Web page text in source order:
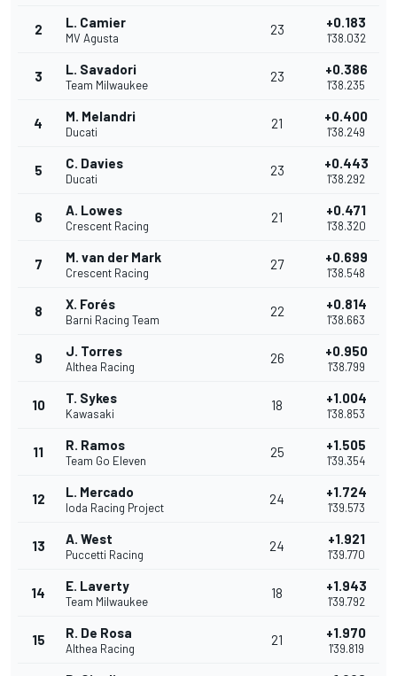
2 L. Camier
MV Agusta
23 +0.183
1'38.032
3 L. Savadori
Team Milwaukee
23 +0.386
1'38.235
4 M. Melandri
Ducati
21 +0.400
1'38.249
5 C. Davies
Ducati
23 +0.443
1'38.292
6 A. Lowes
Crescent Racing
21 +0.471
1'38.320
7 M. van der Mark
Crescent Racing
27 +0.699
1'38.548
8 X. Forés
Barni Racing Team
22 +0.814
1'38.663
9 J. Torres
Althea Racing
26 +0.950
1'38.799
10 T. Sykes
Kawasaki
18 +1.004
1'38.853
11 R. Ramos
Team Go Eleven
25 +1.505
1'39.354
12 L. Mercado
Ioda Racing Project
24 +1.724
1'39.573
13 A. West
Puccetti Racing
24 +1.921
1'39.770
14 E. Laverty
Team Milwaukee
18 +1.943
1'39.792
15 R. De Rosa
Althea Racing
21 +1.970
1'39.819